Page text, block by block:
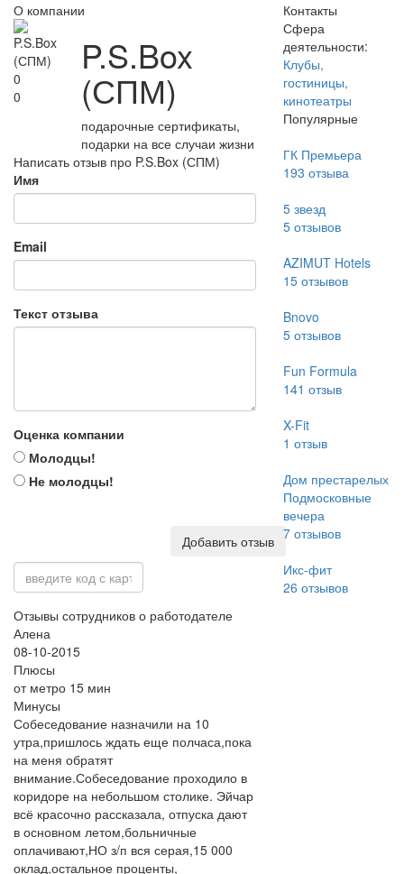
О компании
0
0
P.S.Box
(СПМ)
подарочные сертификаты,
подарки на все случаи жизни
Написать отзыв про P.S.Box (СПМ)
Имя
Email
Текст отзыва
Оценка компании
Молодцы!
Не молодцы!
Добавить отзыв
Отзывы сотрудников о работодателе
Алена
08-10-2015
Плюсы
от метро 15 мин
Минусы
Собеседование назначили на 10
утра,пришлось ждать еще полчаса,пока
на меня обратят
внимание.Собеседование проходило в
коридоре на небольшом столике. Эйчар
всё красочно рассказала, отпуска дают
в основном летом,больничные
оплачивают,НО з/п вся серая,15 000
оклад,остальное проценты,
Контакты
Сфера
деятельности:
Клубы,
гостиницы,
кинотеатры
Популярные
ГК Премьера
193 отзыва
5 звезд
5отзывов
AZIMUT Hotels
15отзывов
Bnovo
5отзывов
Fun Formula
141 отзыв
X-Fit
1 отзыв
Дом престарелых
Подмосковные
вечера
7отзывов
Икс-фит
26 отзывов